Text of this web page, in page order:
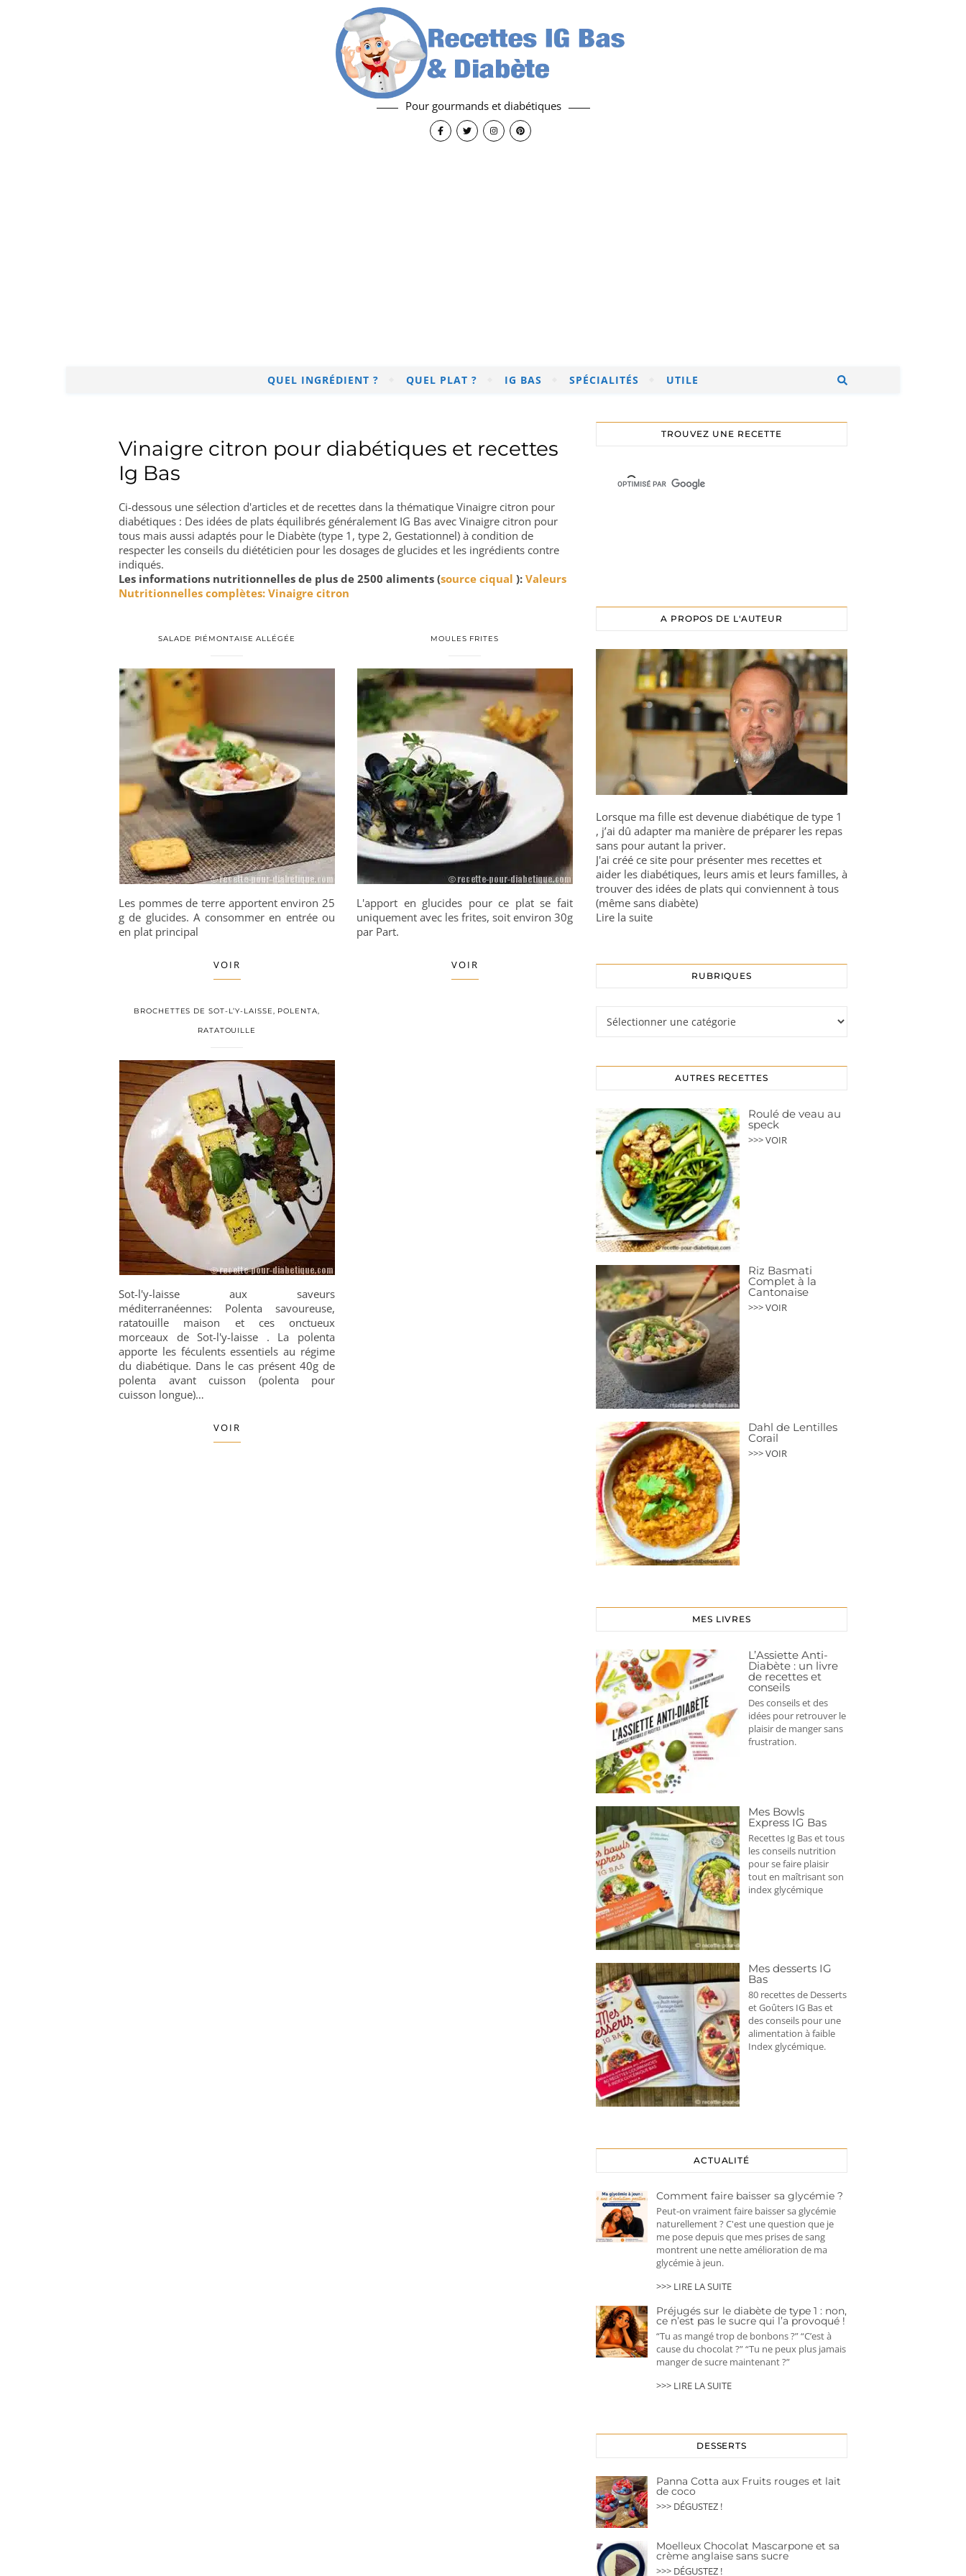
Pour gourmands et diabétiques
QUEL INGRÉDIENT ? QUEL PLAT ? IG BAS SPÉCIALITÉS UTILE
Vinaigre citron pour diabétiques et recettes
Ig Bas
Ci-dessous une sélection d'articles et de recettes dans la thématique Vinaigre citron pour
diabétiques : Des idées de plats équilibrés généralement IG Bas avec Vinaigre citron pour
tous mais aussi adaptés pour le Diabète (type 1, type 2, Gestationnel) à condition de
respecter les conseils du diététicien pour les dosages de glucides et les ingrédients contre
indiqués.
Les informations nutritionnelles de plus de 2500 aliments (source ciqual ): Valeurs
Nutritionnelles complètes: Vinaigre citron
SALADE PIÉMONTAISE ALLÉGÉE
Les pommes de terre apportent environ 25
g de glucides. A consommer en entrée ou
en plat principal
VOIR
MOULES FRITES
L'apport en glucides pour ce plat se fait
uniquement avec les frites, soit environ 30g
par Part.
VOIR
BROCHETTES DE SOT-L’Y-LAISSE, POLENTA,
RATATOUILLE
Sot-l'y-laisse aux saveurs
méditerranéennes: Polenta savoureuse,
ratatouille maison et ces onctueux
morceaux de Sot-l'y-laisse . La polenta
apporte les féculents essentiels au régime
du diabétique. Dans le cas présent 40g de
polenta avant cuisson (polenta pour
cuisson longue)…
VOIR
TROUVEZ UNE RECETTE
A PROPOS DE L'AUTEUR
Lorsque ma fille est devenue diabétique de type 1
, j’ai dû adapter ma manière de préparer les repas
sans pour autant la priver.
J'ai créé ce site pour présenter mes recettes et
aider les diabétiques, leurs amis et leurs familles, à
trouver des idées de plats qui conviennent à tous
(même sans diabète)
Lire la suite
RUBRIQUES
AUTRES RECETTES
Roulé de veau au
speck
>>> VOIR
Riz Basmati
Complet à la
Cantonaise
>>> VOIR
Dahl de Lentilles
Corail
>>> VOIR
MES LIVRES
L’Assiette Anti-
Diabète : un livre
de recettes et
conseils
Des conseils et des
idées pour retrouver le
plaisir de manger sans
frustration.
Mes Bowls
Express IG Bas
Recettes Ig Bas et tous
les conseils nutrition
pour se faire plaisir
tout en maîtrisant son
index glycémique
Mes desserts IG
Bas
80 recettes de Desserts
et Goûters IG Bas et
des conseils pour une
alimentation à faible
Index glycémique.
ACTUALITÉ
Comment faire baisser sa glycémie ?
Peut-on vraiment faire baisser sa glycémie
naturellement ? C'est une question que je
me pose depuis que mes prises de sang
montrent une nette amélioration de ma
glycémie à jeun.
>>> LIRE LA SUITE
Préjugés sur le diabète de type 1 : non,
ce n’est pas le sucre qui l’a provoqué !
“Tu as mangé trop de bonbons ?” “C’est à
cause du chocolat ?” “Tu ne peux plus jamais
manger de sucre maintenant ?”
>>> LIRE LA SUITE
DESSERTS
Panna Cotta aux Fruits rouges et lait
de coco
>>> DÉGUSTEZ !
Moelleux Chocolat Mascarpone et sa
crème anglaise sans sucre
>>> DÉGUSTEZ !